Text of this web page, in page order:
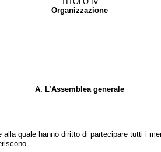
Organizzazione
A. L’Assemblea generale
quale hanno diritto di partecipare tutti i